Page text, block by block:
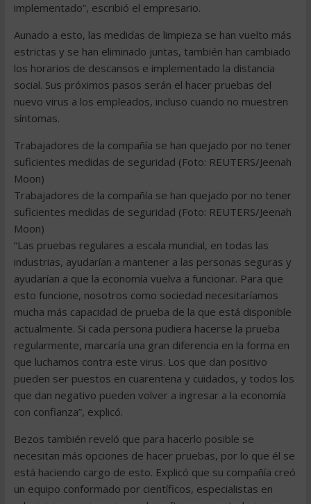
implementado”, escribió el empresario.
Aunado a esto, las medidas de limpieza se han vuelto más
estrictas y se han eliminado juntas, también han cambiado
los horarios de descansos e implementado la distancia
social. Sus próximos pasos serán el hacer pruebas del
nuevo virus a los empleados, incluso cuando no muestren
síntomas.
Trabajadores de la compañía se han quejado por no tener
suficientes medidas de seguridad (Foto: REUTERS/Jeenah
Moon)
Trabajadores de la compañía se han quejado por no tener
suficientes medidas de seguridad (Foto: REUTERS/Jeenah
Moon)
“Las pruebas regulares a escala mundial, en todas las
industrias, ayudarían a mantener a las personas seguras y
ayudarían a que la economía vuelva a funcionar. Para que
esto funcione, nosotros como sociedad necesitaríamos
mucha más capacidad de prueba de la que está disponible
actualmente. Si cada persona pudiera hacerse la prueba
regularmente, marcaría una gran diferencia en la forma en
que luchamos contra este virus. Los que dan positivo
pueden ser puestos en cuarentena y cuidados, y todos los
que dan negativo pueden volver a ingresar a la economía
con confianza”, explicó.
Bezos también reveló que para hacerlo posible se
necesitan más opciones de hacer pruebas, por lo que él se
está haciendo cargo de esto. Explicó que su compañía creó
un equipo conformado por científicos, especialistas en